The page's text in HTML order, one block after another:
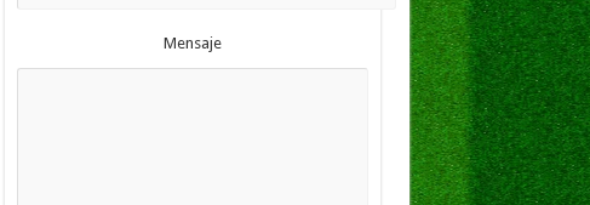
Mensaje